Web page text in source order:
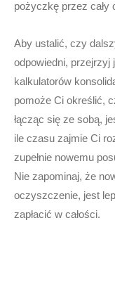
pożyczkę przez cały
Aby ustalić, czy
odpowiedni, przejrzyj
kalkulatorów
pomoże Ci określić,
łącząc się ze sobą,
ile czasu zajmie Ci
zupełnie nowemu
Nie zapominaj, że
oczyszczenie, jest
zapłacić w całości.